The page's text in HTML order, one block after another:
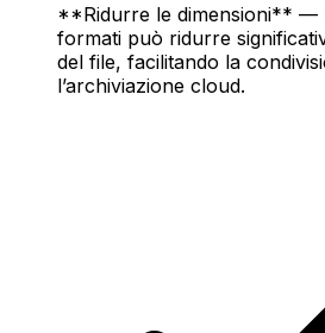
**Ridurre le dimensioni** —
formati può ridurre
del file, facilitando la
l’archiviazione cloud.